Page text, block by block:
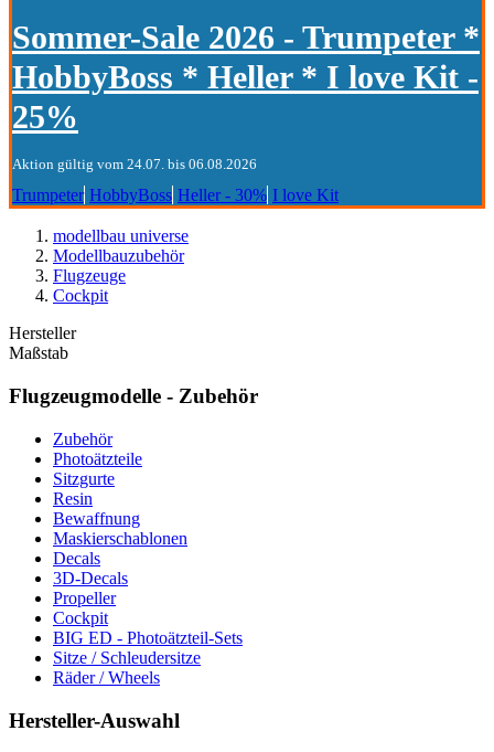
Sommer-Sale 2026 - Trumpeter *
HobbyBoss * Heller * I love Kit -
25%
Aktion gültig vom 24.07. bis 06.08.2026
Trumpeter HobbyBoss Heller - 30% I love Kit
modellbau universe
Modellbauzubehör
Flugzeuge
Cockpit
Hersteller
Maßstab
Flugzeugmodelle - Zubehör
Zubehör
Photoätzteile
Sitzgurte
Resin
Bewaffnung
Maskierschablonen
Decals
3D-Decals
Propeller
Cockpit
BIG ED - Photoätzteil-Sets
Sitze / Schleudersitze
Räder / Wheels
Hersteller-Auswahl